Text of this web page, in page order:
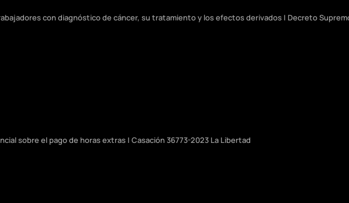
con diagnóstico de cáncer, su tratamiento y los efectos derivados | Decreto
sobre el pago de horas extras | Casación 36773-2023 La Libertad